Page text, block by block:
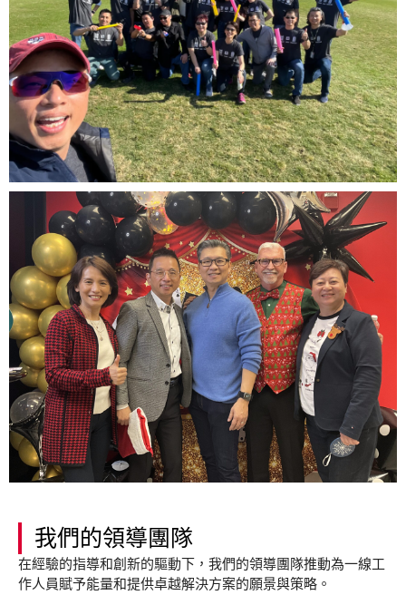
我們的領導團隊
在經驗的指導和創新的驅動下，我們的領導團隊推動為一線工
作人員賦予能量和提供卓越解決方案的願景與策略。